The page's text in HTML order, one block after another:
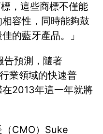
，這些商標不僅能
容性，同時能夠鼓
的藍牙產品。」
告預測，隨著
業領域的快速普
2013年這一年就將
CMO）Suke